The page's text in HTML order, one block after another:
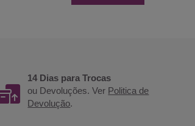
14 Dias para Trocas
ou Devoluções. Ver Politica de
Devolução.